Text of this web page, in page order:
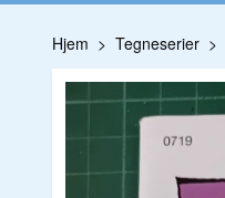
Hjem Tegneserier